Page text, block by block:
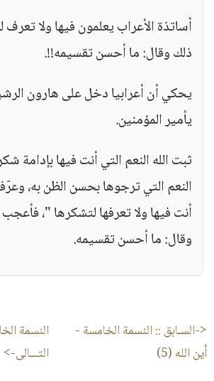
أساتذة الأعراب يعلمون فيها ولا
ذلك وقال: ما أحسن تقسيمه!!.
يحكي أن أعرابيا دخل على هارون
يأمير المؤمنين.
ثبت الله النعم التي أنت فيها بإدامة
النعم التي ترجوها بحسن الظن به،
أنت فيها ولا تعرفها لتشكرها "،
وقال: ما أحسن تقسيمه.
<-السـابق ::النسمة الخامسة -
أين الله (5)
النسمة
التـــالى->